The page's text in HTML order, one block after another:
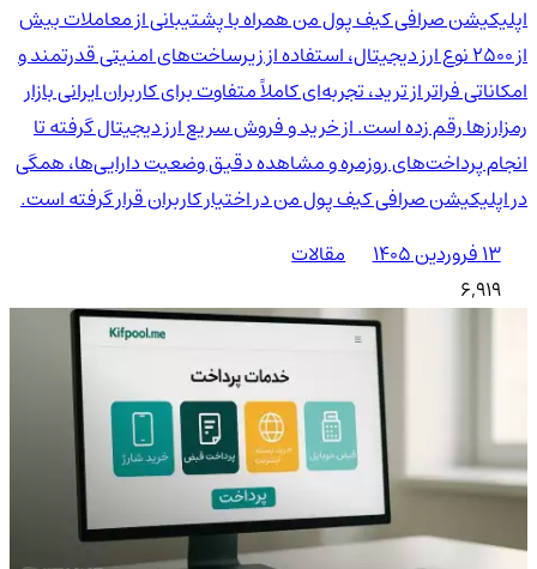
اپلیکیشن صرافی کیف پول من همراه با پشتیبانی از معاملات بیش
از 2500 نوع ارز دیجیتال، استفاده از زیرساخت‌های امنیتی قدرتمند و
امکاناتی فراتر از ترید، تجربه‌ای کاملاً متفاوت برای کاربران ایرانی بازار
رمزارزها رقم زده است. از خرید و فروش سریع ارز دیجیتال گرفته تا
انجام پرداخت‌های روزمره و مشاهده دقیق وضعیت دارایی‌ها، همگی
در اپلیکیشن صرافی کیف پول من در اختیار کاربران قرار گرفته است.
۱۳ فروردین ۱۴۰۵
مقالات
6,919